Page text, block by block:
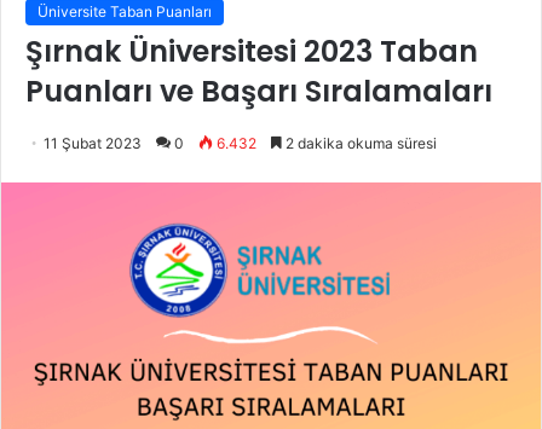
Üniversite Taban Puanları
Şırnak Üniversitesi 2023 Taban
Puanları ve Başarı Sıralamaları
11 Şubat 2023 0 6.432 2 dakika okuma süresi